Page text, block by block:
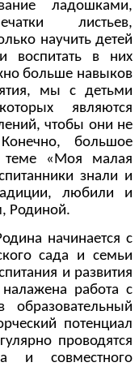
ладошками,
листьев,
научить детей
воспитать в них
больше навыков
мы с детьми
являются
чтобы они не
большое
теме «Моя малая
знали и
любили и
Родиной.
начинается с
сада и семьи
и развития
работа с
потенциал
проводятся
и совместного